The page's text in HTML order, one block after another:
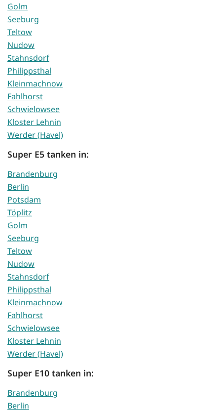
Golm
Seeburg
Teltow
Nudow
Stahnsdorf
Philippsthal
Kleinmachnow
Fahlhorst
Schwielowsee
Kloster Lehnin
Werder (Havel)
Super E5 tanken in:
Brandenburg
Berlin
Potsdam
Töplitz
Golm
Seeburg
Teltow
Nudow
Stahnsdorf
Philippsthal
Kleinmachnow
Fahlhorst
Schwielowsee
Kloster Lehnin
Werder (Havel)
Super E10 tanken in:
Brandenburg
Berlin